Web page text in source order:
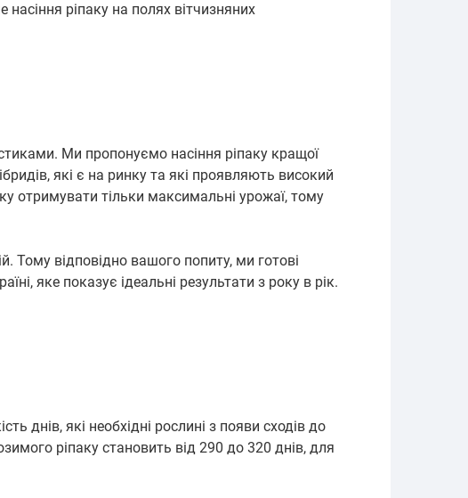
насіння ріпаку на полях вітчизняних
Ми пропонуємо насіння ріпаку кращої
які є на ринку та які проявляють високий
отримувати тільки максимальні урожаї, тому
Тому відповідно вашого попиту, ми готові
яке показує ідеальні результати з року в рік.
днів, які необхідні рослині з появи сходів до
ріпаку становить від 290 до 320 днів, для